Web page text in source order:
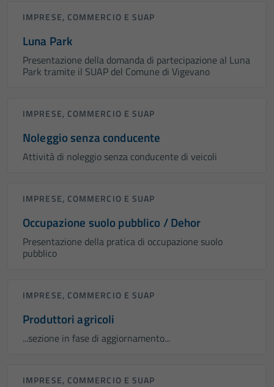
IMPRESE, COMMERCIO E SUAP
Luna Park
Presentazione della domanda di partecipazione al Luna
Park tramite il SUAP del Comune di Vigevano
IMPRESE, COMMERCIO E SUAP
Noleggio senza conducente
Attività di noleggio senza conducente di veicoli
IMPRESE, COMMERCIO E SUAP
Occupazione suolo pubblico / Dehor
Presentazione della pratica di occupazione suolo
pubblico
IMPRESE, COMMERCIO E SUAP
Produttori agricoli
...sezione in fase di aggiornamento...
IMPRESE, COMMERCIO E SUAP